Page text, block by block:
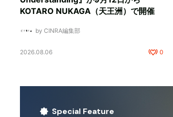
KOTARO NUKAGA（天王洲）で開催
by CINRA編集部
2026.08.06 0
Special Feature